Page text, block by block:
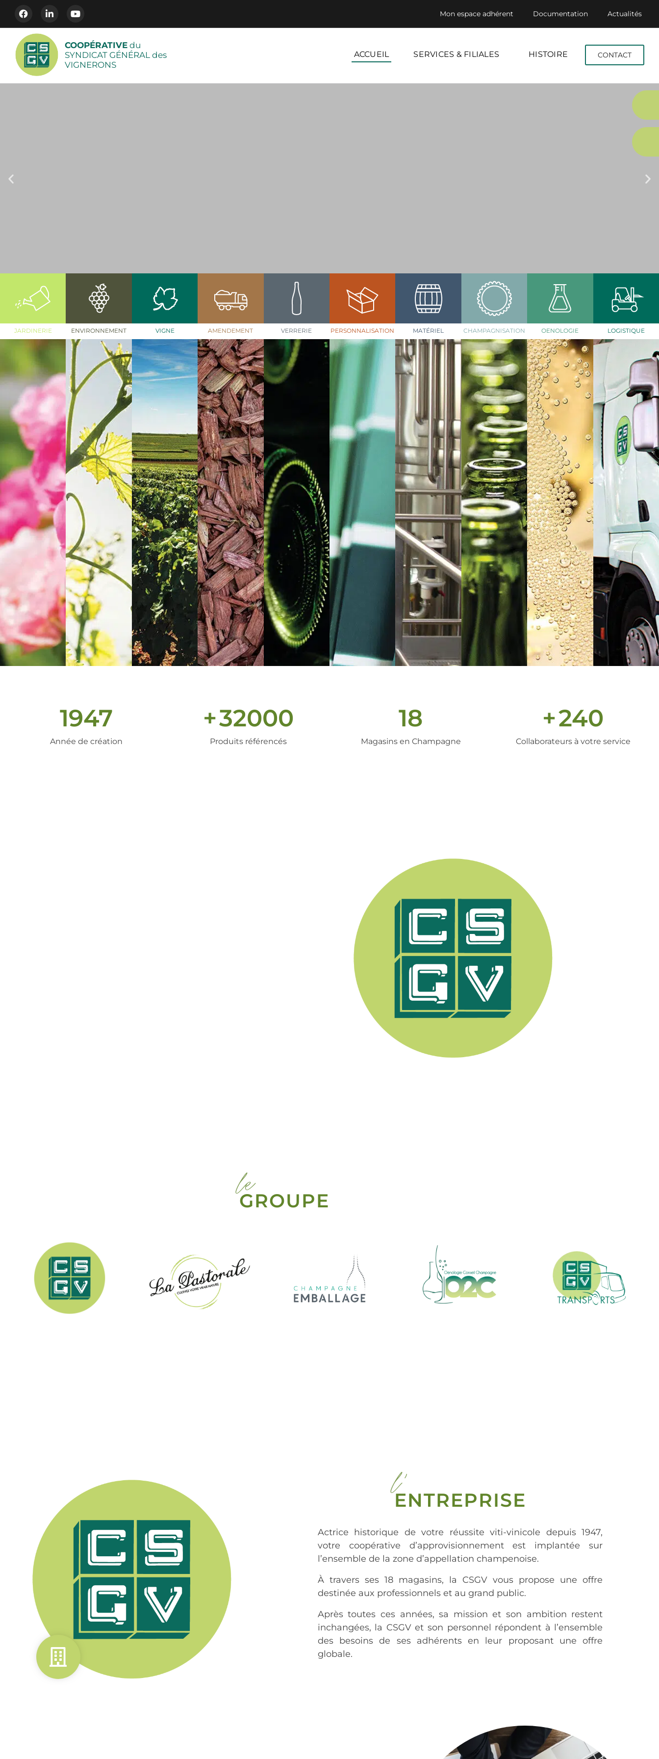
Mon espace adhérent Documentation Actualités
COOPÉRATIVE du
SYNDICAT GÉNÉRAL des
VIGNERONS
ACCUEIL SERVICES & FILIALES HISTOIRE CONTACT
JARDINERIE ENVIRONNEMENT VIGNE AMENDEMENT VERRERIE PERSONNALISATION MATÉRIEL CHAMPAGNISATION OENOLOGIE LOGISTIQUE
1947
Année de création
+32000
Produits référencés
18
Magasins en Champagne
+240
Collaborateurs à votre service
le
GROUPE
l'
ENTREPRISE
Actrice historique de votre réussite viti-vinicole depuis 1947,
votre coopérative d’approvisionnement est implantée sur
l’ensemble de la zone d’appellation champenoise.
À travers ses 18 magasins, la CSGV vous propose une offre
destinée aux professionnels et au grand public.
Après toutes ces années, sa mission et son ambition restent
inchangées, la CSGV et son personnel répondent à l’ensemble
des besoins de ses adhérents en leur proposant une offre
globale.